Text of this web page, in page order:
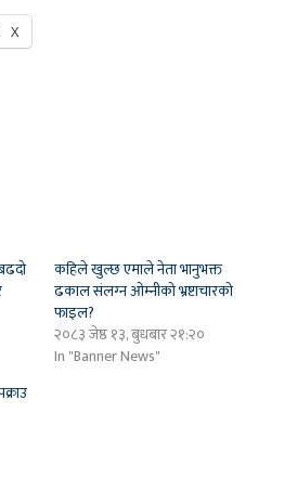
X
कहिले खुल्छ एमाले नेता भानुभक्त
ढकाल संलग्‍न ओम्‍नीको भ्रष्टाचारको
फाइल?
२०८३ जेष्ठ १३, बुधबार २१:२०
In "Banner News"